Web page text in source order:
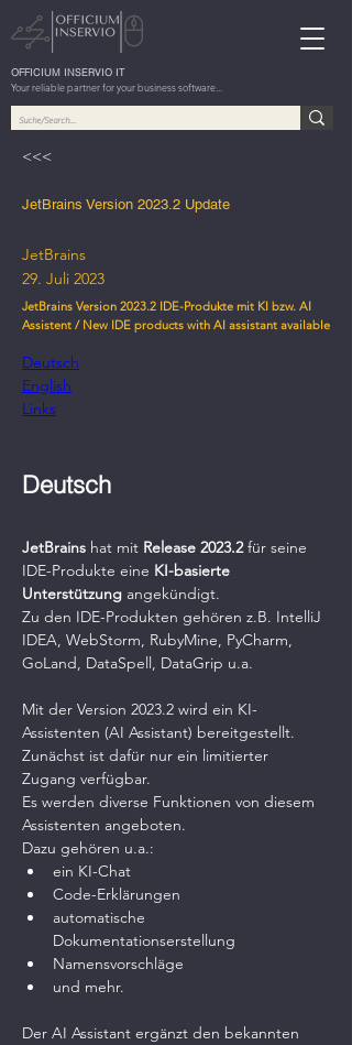
OFFICIUM INSERVIO IT
Your reliable partner for your business software...
<<<
JetBrains Version 2023.2 Update
JetBrains
29. Juli 2023
JetBrains Version 2023.2 IDE-Produkte mit KI bzw. AI
Assistent / New IDE products with AI assistant available
Deutsch
English
Links
Deutsch
JetBrains hat mit Release 2023.2 für seine
IDE-Produkte eine KI-basierte
Unterstützung angekündigt.
Zu den IDE-Produkten gehören z.B. IntelliJ
IDEA, WebStorm, RubyMine, PyCharm,
GoLand, DataSpell, DataGrip u.a.
Mit der Version 2023.2 wird ein KI-
Assistenten (AI Assistant) bereitgestellt.
Zunächst ist dafür nur ein limitierter
Zugang verfügbar.
Es werden diverse Funktionen von diesem
Assistenten angeboten.
Dazu gehören u.a.:
ein KI-Chat
Code-Erklärungen
automatische
Dokumentationserstellung
Namensvorschläge
und mehr.
Der AI Assistant ergänzt den bekannten